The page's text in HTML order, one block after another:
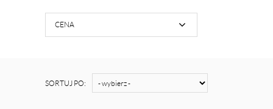
CENA
SORTUJ PO: